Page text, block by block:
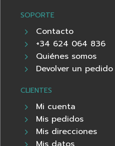
SOPORTE
Contacto
+34 624 064 836
Quiénes somos
Devolver un pedido
CLIENTES
Mi cuenta
Mis pedidos
Mis direcciones